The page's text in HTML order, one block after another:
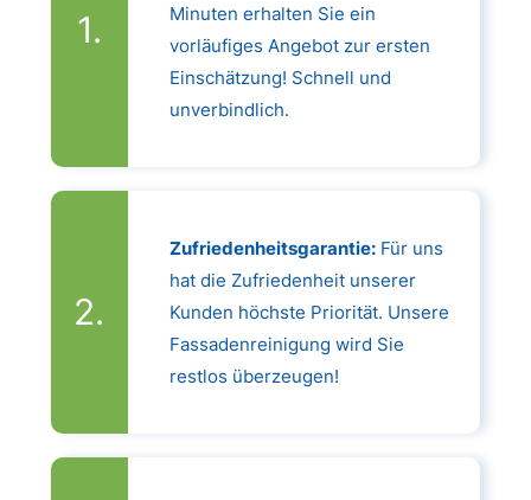
Minuten erhalten Sie ein
vorläufiges Angebot zur ersten
Einschätzung! Schnell und
unverbindlich.
Zufriedenheitsgarantie:Für uns
hat die Zufriedenheit unserer
Kunden höchste Priorität. Unsere
Fassadenreinigung wird Sie
restlos überzeugen!